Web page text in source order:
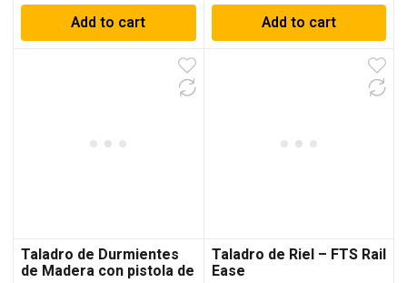
Add to cart
Add to cart
Taladro de Durmientes
de Madera con pistola de
Taladro de Riel – FTS Rail
Ease